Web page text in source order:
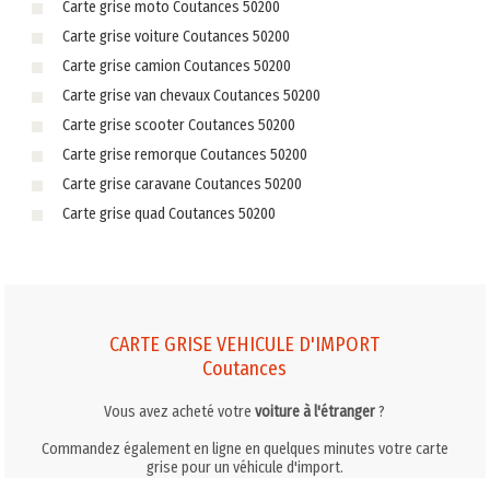
Carte grise moto Coutances 50200
Carte grise voiture Coutances 50200
Carte grise camion Coutances 50200
Carte grise van chevaux Coutances 50200
Carte grise scooter Coutances 50200
Carte grise remorque Coutances 50200
Carte grise caravane Coutances 50200
Carte grise quad Coutances 50200
CARTE GRISE VEHICULE D'IMPORT
Coutances
Vous avez acheté votrevoiture à l'étranger?
Commandez également en ligne en quelques minutes votre carte
grise pour un véhicule d'import.